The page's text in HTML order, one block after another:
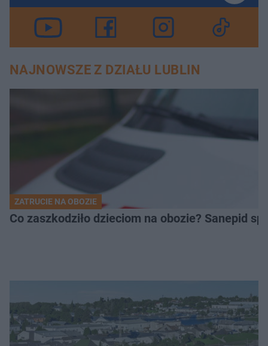
NAJNOWSZE Z DZIAŁU LUBLIN
ZATRUCIE NA OBOZIE
Co zaszkodziło dzieciom na obozie? Sanepid